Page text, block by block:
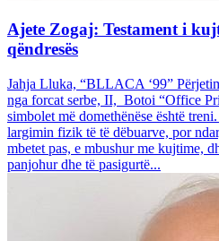
Ajete Zogaj: Testament i
qëndresës
Jahja Lluka, “BLLACA ‘99”
nga forcat serbe, II, Botoi “Office
simbolet më domethënëse është
largimin fizik të të dëbuarve, por
mbetet pas, e mbushur me kujtime,
panjohur dhe të pasigurtë...